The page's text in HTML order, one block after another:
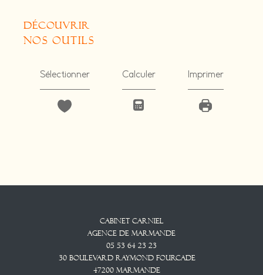
découvrir
nos outils
Sélectionner Calculer Imprimer
Cabinet CARNIEL
Agence De Marmande
05 53 64 23 23
30 Boulevard Raymond Fourcade
47200
Marmande